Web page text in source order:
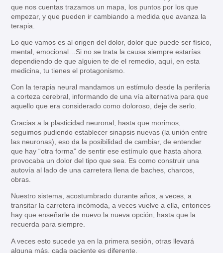
que nos cuentas trazamos un mapa, los puntos por los que
empezar, y que pueden ir cambiando a medida que avanza la
terapia.
Lo que vamos es al origen del dolor, dolor que puede ser físico,
mental, emocional…Si no se trata la causa siempre estarías
dependiendo de que alguien te de el remedio, aquí, en esta
medicina, tu tienes el protagonismo.
Con la terapia neural mandamos un estímulo desde la periferia
a corteza cerebral, informando de una vía alternativa para que
aquello que era considerado como doloroso, deje de serlo.
Gracias a la plasticidad neuronal, hasta que morimos,
seguimos pudiendo establecer sinapsis nuevas (la unión entre
las neuronas), eso da la posibilidad de cambiar, de entender
que hay “otra forma” de sentir ese estímulo que hasta ahora
provocaba un dolor del tipo que sea. Es como construir una
autovía al lado de una carretera llena de baches, charcos,
obras.
Nuestro sistema, acostumbrado durante años, a veces, a
transitar la carretera incómoda, a veces vuelve a ella, entonces
hay que enseñarle de nuevo la nueva opción, hasta que la
recuerda para siempre.
A veces esto sucede ya en la primera sesión, otras llevará
alguna más, cada paciente es diferente.